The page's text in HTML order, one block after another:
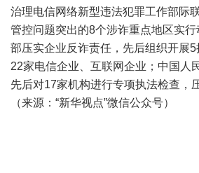
治理电信网络新型违法犯罪工作部际
管控问题突出的8个涉诈重点地区实
部压实企业反诈责任，先后组织开展5
22家电信企业、互联网企业；中国人
先后对17家机构进行专项执法检查，
（来源：“新华视点”微信公众号）